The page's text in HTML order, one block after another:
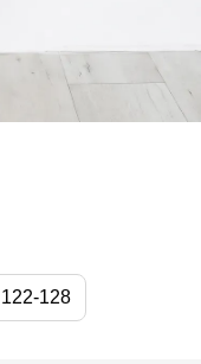
122-128